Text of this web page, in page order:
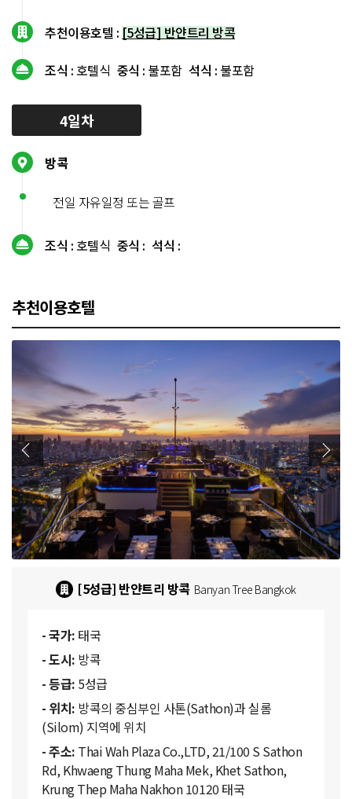
추천이용호텔 :[5성급] 반얀트리 방콕
조식 : 호텔식 중식 : 불포함 석식 : 불포함
4일차
방콕
전일 자유일정 또는 골프
조식 : 호텔식 중식 : 석식 :
추천이용호텔
[5성급] 반얀트리 방콕 Banyan Tree Bangkok
- 국가: 태국
- 도시: 방콕
- 등급: 5성급
- 위치: 방콕의 중심부인 사톤(Sathon)과 실롬
(Silom) 지역에 위치
- 주소: Thai Wah Plaza Co.,LTD, 21/100 S Sathon
Rd, Khwaeng Thung Maha Mek, Khet Sathon,
Krung Thep Maha Nakhon 10120 태국